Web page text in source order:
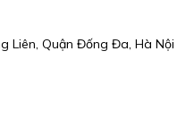
Liên, Quận Đống Đa, Hà Nội